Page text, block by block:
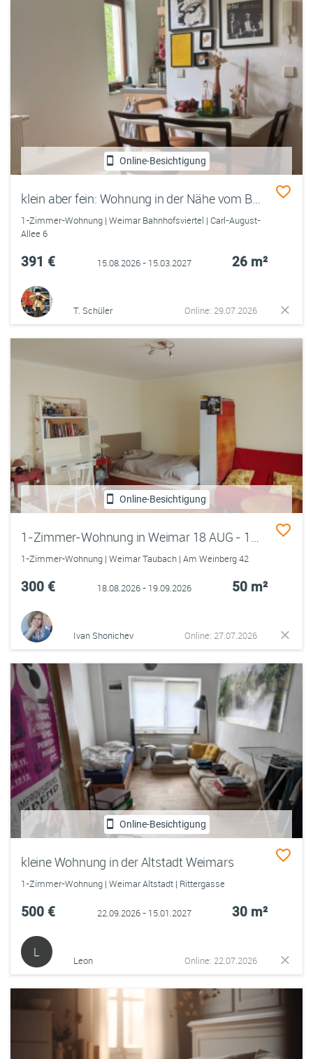
Online-Besichtigung
klein aber fein: Wohnung in der Nähe vom Bahnhof
1-Zimmer-Wohnung | Weimar Bahnhofsviertel | Carl-August-
Allee 6
391 € 15.08.2026 - 15.03.2027 26 m²
T. Schüler Online: 29.07.2026
Online-Besichtigung
1-Zimmer-Wohnung in Weimar 18 AUG - 19 SEP
1-Zimmer-Wohnung | Weimar Taubach | Am Weinberg 42
300 € 18.08.2026 - 19.09.2026 50 m²
Ivan Shonichev Online: 27.07.2026
Online-Besichtigung
kleine Wohnung in der Altstadt Weimars
1-Zimmer-Wohnung | Weimar Altstadt | Rittergasse
500 € 22.09.2026 - 15.01.2027 30 m²
L
Leon Online: 22.07.2026